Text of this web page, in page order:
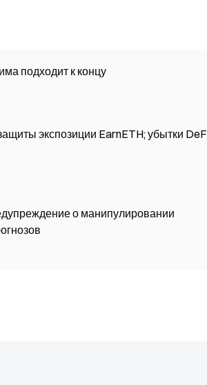
подходит к концу
экспозиции EarnETH; убытки
о манипулировании